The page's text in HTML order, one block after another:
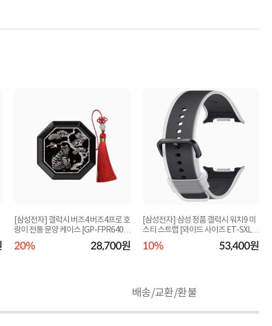
[삼성전자] 갤럭시 버즈4 버즈4프로 호
랑이 전통 문양 케이스 [GP-FPR640A
MGBK]
20% 28,700원
[삼성전자] 삼성 정품 갤럭시 워치9 미
스티 스트랩 [와이드 사이즈 ET-SXL3
5]
10% 53,400원
배송/교환/환불